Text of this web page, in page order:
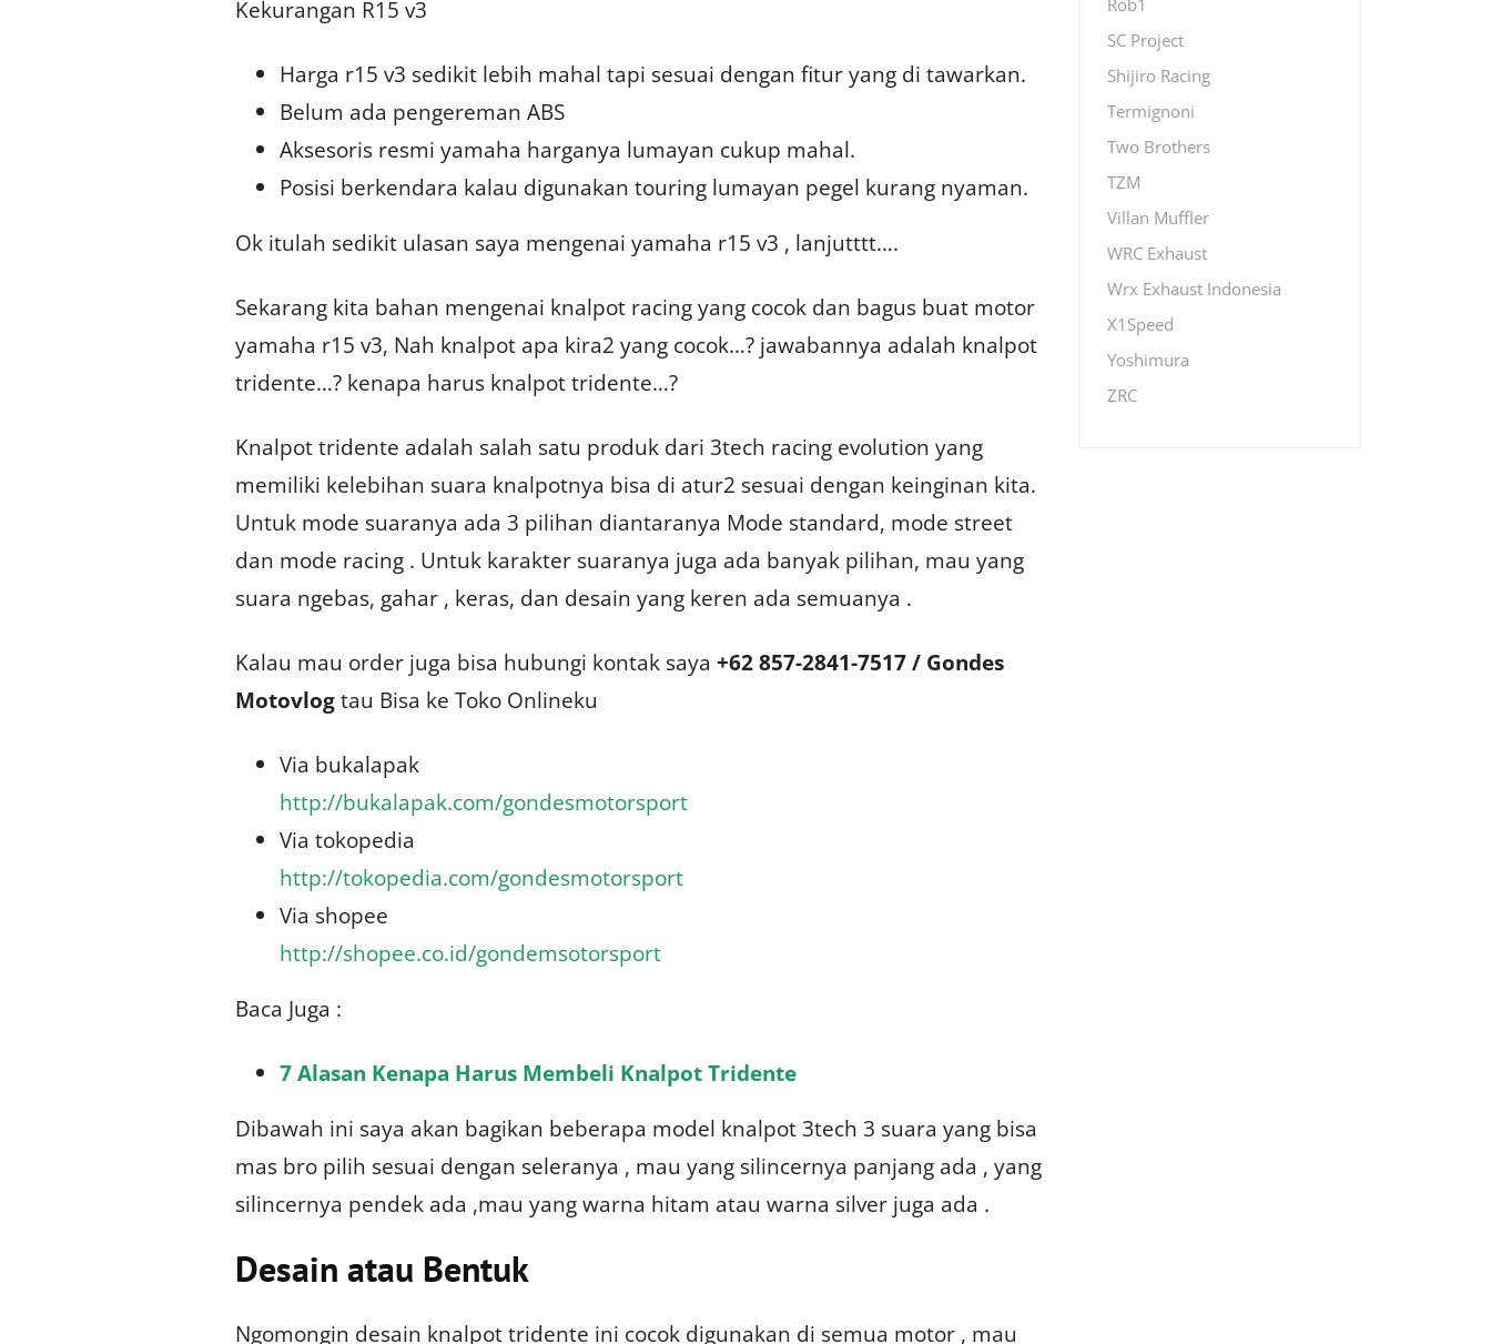
Kekurangan R15 v3
Harga r15 v3 sedikit lebih mahal tapi sesuai dengan fitur yang di tawarkan.
Belum ada pengereman ABS
Aksesoris resmi yamaha harganya lumayan cukup mahal.
Posisi berkendara kalau digunakan touring lumayan pegel kurang nyaman.
Ok itulah sedikit ulasan saya mengenai yamaha r15 v3 , lanjutttt….
Sekarang kita bahan mengenai knalpot racing yang cocok dan bagus buat motor
yamaha r15 v3, Nah knalpot apa kira2 yang cocok…? jawabannya adalah knalpot
tridente…? kenapa harus knalpot tridente…?
Knalpot tridente adalah salah satu produk dari 3tech racing evolution yang
memiliki kelebihan suara knalpotnya bisa di atur2 sesuai dengan keinginan kita.
Untuk mode suaranya ada 3 pilihan diantaranya Mode standard, mode street
dan mode racing . Untuk karakter suaranya juga ada banyak pilihan, mau yang
suara ngebas, gahar , keras, dan desain yang keren ada semuanya .
Kalau mau order juga bisa hubungi kontak saya +62 857-2841-7517 / Gondes
Motovlogtau Bisa ke Toko Onlineku
Via bukalapak
http://bukalapak.com/gondesmotorsport
Via tokopedia
http://tokopedia.com/gondesmotorsport
Via shopee
http://shopee.co.id/gondemsotorsport
Baca Juga :
7 Alasan Kenapa Harus Membeli Knalpot Tridente
Dibawah ini saya akan bagikan beberapa model knalpot 3tech 3 suara yang bisa
mas bro pilih sesuai dengan seleranya , mau yang silincernya panjang ada , yang
silincernya pendek ada ,mau yang warna hitam atau warna silver juga ada .
Desain atau Bentuk
Ngomongin desain knalpot tridente ini cocok digunakan di semua motor , mau
Rob1
SC Project
Shijiro Racing
Termignoni
Two Brothers
TZM
Villan Muffler
WRC Exhaust
Wrx Exhaust Indonesia
X1Speed
Yoshimura
ZRC